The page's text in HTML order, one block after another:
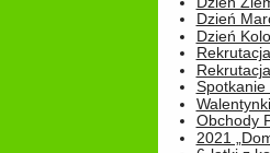
Dzień
Dzień
Rekrutacja
Spotkanie
Obchody
2021